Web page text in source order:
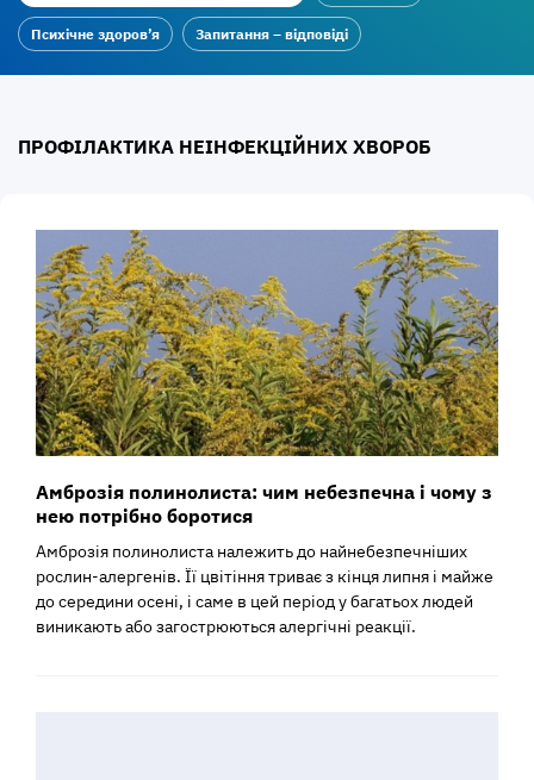
Психічне здоров’я Запитання – відповіді
ПРОФІЛАКТИКА НЕІНФЕКЦІЙНИХ ХВОРОБ
Амброзія полинолиста: чим небезпечна і чому з
нею потрібно боротися
Амброзія полинолиста належить до найнебезпечніших
рослин-алергенів. Її цвітіння триває з кінця липня і майже
до середини осені, і саме в цей період у багатьох людей
виникають або загострюються алергічні реакції.